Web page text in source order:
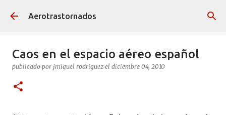
Ir al contenido principal
Aerotrastornados
Caos en el espacio aéreo español
publicado por jmiguel rodriguez el diciembre 04, 2010